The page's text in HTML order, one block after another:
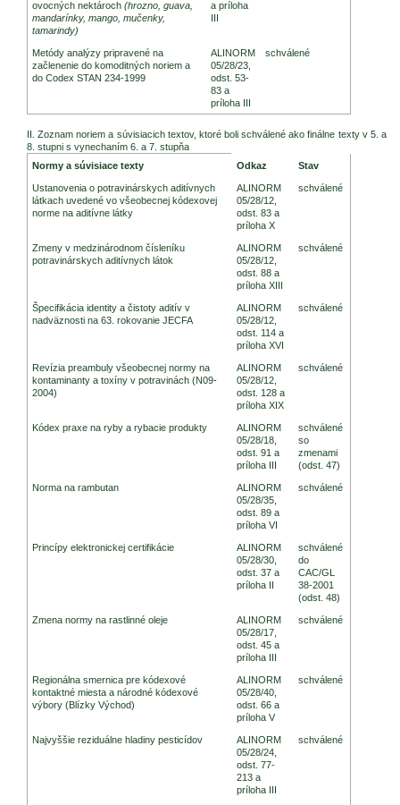
ovocných nektároch (hrozno, guava,
mandarínky, mango, mučenky,
tamarindy)
a príloha
III
Metódy analýzy pripravené na
začlenenie do komoditných noriem a
do Codex STAN 234-1999
ALINORM
05/28/23,
odst. 53-
83 a
príloha III
schválené
II. Zoznam noriem a súvisiacich textov, ktoré boli schválené ako finálne texty v 5. a
8. stupni s vynechaním 6. a 7. stupňa
Zasadnutie CAC (2005)
Normy a súvisiace texty Odkaz Stav
Ustanovenia o potravinárskych aditívnych
látkach uvedené vo všeobecnej kódexovej
norme na aditívne látky
ALINORM
05/28/12,
odst. 83 a
príloha X
schválené
Zmeny v medzinárodnom čísleníku
potravinárskych aditívnych látok
ALINORM
05/28/12,
odst. 88 a
príloha XIII
schválené
Špecifikácia identity a čistoty aditív v
nadväznosti na 63. rokovanie JECFA
ALINORM
05/28/12,
odst. 114 a
príloha XVI
schválené
Revízia preambuly všeobecnej normy na
kontaminanty a toxíny v potravinách (N09-
2004)
ALINORM
05/28/12,
odst. 128 a
príloha XIX
schválené
Kódex praxe na ryby a rybacie produkty
ALINORM
05/28/18,
odst. 91 a
príloha III
schválené
so
zmenami
(odst. 47)
Norma na rambutan
ALINORM
05/28/35,
odst. 89 a
príloha VI
schválené
Princípy elektronickej certifikácie
ALINORM
05/28/30,
odst. 37 a
príloha II
schválené
do
CAC/GL
38-2001
(odst. 48)
Zmena normy na rastlinné oleje
ALINORM
05/28/17,
odst. 45 a
príloha III
schválené
Regionálna smernica pre kódexové
kontaktné miesta a národné kódexové
výbory (Blízky Východ)
ALINORM
05/28/40,
odst. 66 a
príloha V
schválené
Najvyššie reziduálne hladiny pesticídov
ALINORM
05/28/24,
odst. 77-
213 a
príloha III
schválené